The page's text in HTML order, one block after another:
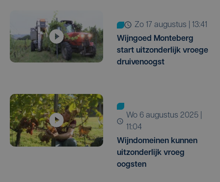
zo 17 augustus | 13:41
Wijngoed Monteberg
start uitzonderlijk vroege
druivenoogst
wo 6 augustus 2025 |
11:04
Wijndomeinen kunnen
uitzonderlijk vroeg
oogsten